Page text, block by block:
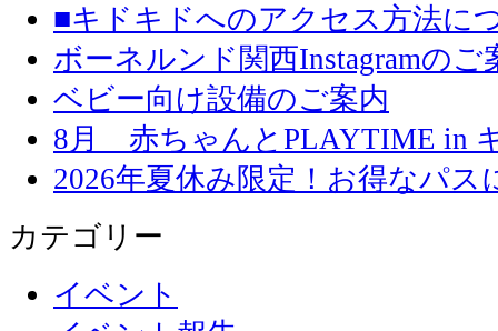
■キドキドへのアクセス方法に
ボーネルンド関西Instagramのご
ベビー向け設備のご案内
8月 赤ちゃんとPLAYTIME in
2026年夏休み限定！お得なパス
カテゴリー
イベント